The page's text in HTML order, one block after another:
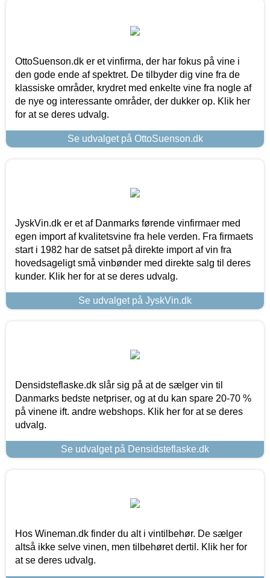
OttoSuenson.dk er et vinfirma, der har fokus på vine i
den gode ende af spektret. De tilbyder dig vine fra de
klassiske områder, krydret med enkelte vine fra nogle af
de nye og interessante områder, der dukker op. Klik her
for at se deres udvalg.
Se udvalget på OttoSuenson.dk
JyskVin.dk er et af Danmarks førende vinfirmaer med
egen import af kvalitetsvine fra hele verden. Fra firmaets
start i 1982 har de satset på direkte import af vin fra
hovedsageligt små vinbønder med direkte salg til deres
kunder. Klik her for at se deres udvalg.
Se udvalget på JyskVin.dk
Densidsteflaske.dk slår sig på at de sælger vin til
Danmarks bedste netpriser, og at du kan spare 20-70 %
på vinene ift. andre webshops. Klik her for at se deres
udvalg.
Se udvalget på Densidsteflaske.dk
Hos Wineman.dk finder du alt i vintilbehør. De sælger
altså ikke selve vinen, men tilbehøret dertil. Klik her for
at se deres udvalg.